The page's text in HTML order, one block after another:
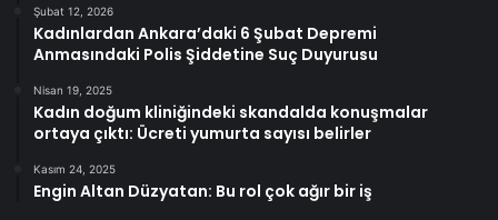
Şubat 12, 2026
Kadınlardan Ankara’daki 6 Şubat Depremi
Anmasındaki Polis Şiddetine Suç Duyurusu
Nisan 19, 2025
Kadın doğum kliniğindeki skandalda konuşmalar
ortaya çıktı: Ücreti yumurta sayısı belirler
Kasım 24, 2025
Engin Altan Düzyatan: Bu rol çok ağır bir iş